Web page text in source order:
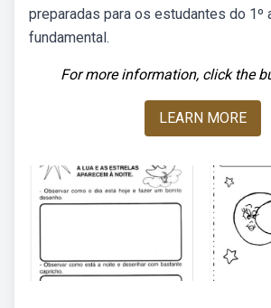
preparadas para os estudantes do 1º
fundamental.
For more information, click the
LEARN MORE